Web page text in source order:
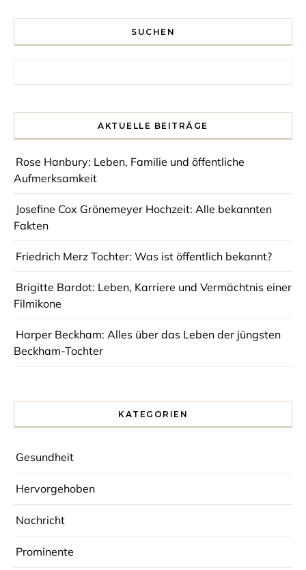
SUCHEN
AKTUELLE BEITRÄGE
Rose Hanbury: Leben, Familie und öffentliche
Aufmerksamkeit
Josefine Cox Grönemeyer Hochzeit: Alle bekannten
Fakten
Friedrich Merz Tochter: Was ist öffentlich bekannt?
Brigitte Bardot: Leben, Karriere und Vermächtnis einer
Filmikone
Harper Beckham: Alles über das Leben der jüngsten
Beckham-Tochter
KATEGORIEN
Gesundheit
Hervorgehoben
Nachricht
Prominente